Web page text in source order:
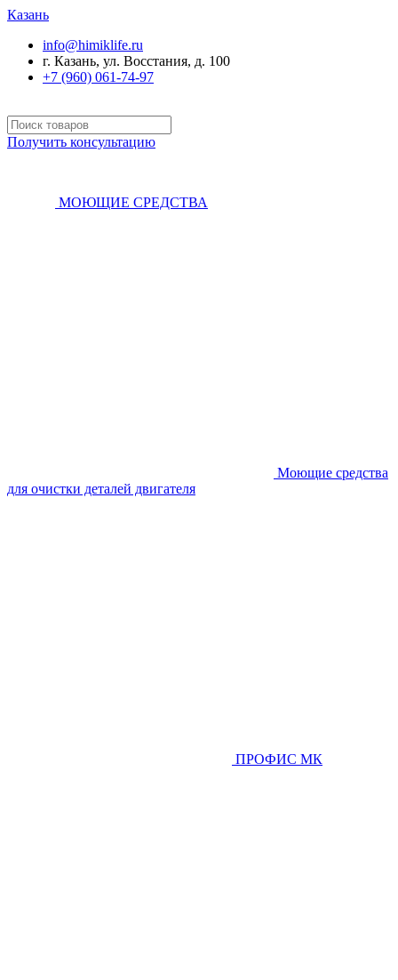
Казань
info@himiklife.ru
г. Казань, ул. Восстания, д. 100
+7 (960) 061-74-97
Получить консультацию
МОЮЩИЕ СРЕДСТВА
Моющие средства
для очистки деталей двигателя
ПРОФИС МК